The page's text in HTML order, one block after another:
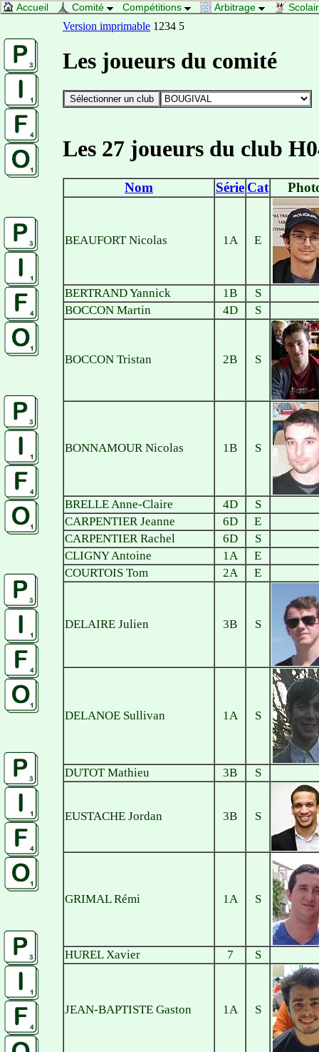
Accueil Comité Compétitions Arbitrage
Version imprimable 1234 5
Les joueurs du comité
Les 27 joueurs du club
Nom Série Cat
BEAUFORT Nicolas 1A E
BERTRAND Yannick 1B
S
BOCCON Martin
4D S
BOCCON Tristan 2B S
BONNAMOUR Nicolas 1B S
BRELLE Anne-Claire 4D
S
CARPENTIER Jeanne
6D
E
CARPENTIER Rachel
6D
S
CLIGNY Antoine
1A
E
COURTOIS Tom
2A E
DELAIRE Julien 3B S
DELANOE Sullivan 1A S
DUTOT Mathieu 3B S
EUSTACHE Jordan 3B S
GRIMAL Rémi 1A S
HUREL Xavier 7 S
JEAN-BAPTISTE Gaston 1A S